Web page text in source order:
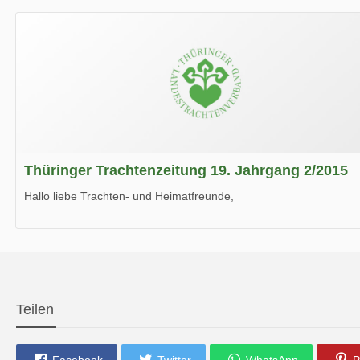
Wir wünschen Euch viel Spaß beim Lesen.
Thüringer Trachtenzeitung 19. Jahrgang 2/2015
Hallo liebe Trachten- und Heimatfreunde,
Teilen